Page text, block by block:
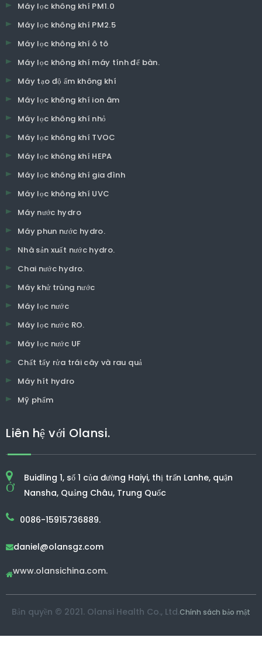
Máy lọc không khí PM1.0
Máy lọc không khí PM2.5
Máy lọc không khí ô tô
Máy lọc không khí máy tính để bàn.
Máy tạo độ ẩm không khí
Máy lọc không khí ion âm
Máy lọc không khí nhỏ
Máy lọc không khí TVOC
Máy lọc không khí HEPA
Máy lọc không khí gia đình
Máy lọc không khí UVC
Máy nước hydro
Máy phun nước hydro.
Nhà sản xuất nước hydro.
Chai nước hydro.
Máy khử trùng nước
Máy lọc nước
Máy lọc nước RO.
Máy lọc nước UF
Chất tẩy rửa trái cây và rau quả
Máy hít hydro
Mỹ phẩm
Liên hệ với Olansi.
Ở
Buidling 1, số 1 của đường Haiyi, thị trấn Lanhe, quận
Nansha, Quảng Châu, Trung Quốc
0086-15915736889.
daniel@olansgz.com
www.olansichina.com.
Bản quyền © 2021. Olansi Health Co., Ltd.Chính sách bảo mật